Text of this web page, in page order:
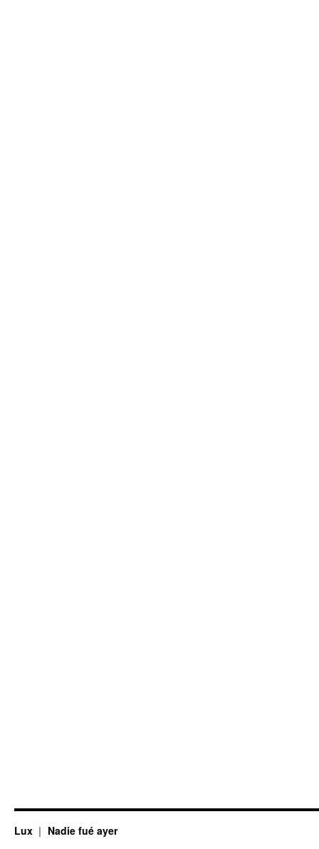
Lux Nadie fué ayer